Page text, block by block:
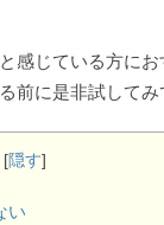
感じている方に
前に是非試してみ
[隠す]
い